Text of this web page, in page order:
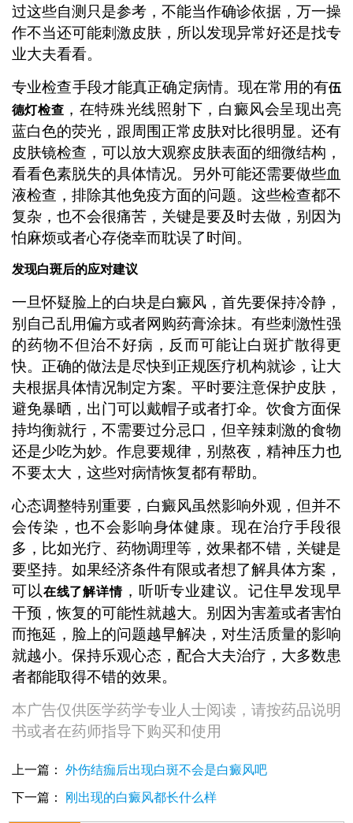
过这些自测只是参考，不能当作确诊依据，万一操
作不当还可能刺激皮肤，所以发现异常好还是找专
业大夫看看。
专业检查手段才能真正确定病情。现在常用的有伍
德灯检查 ，在特殊光线照射下，白癜风会呈现出亮
蓝白色的荧光，跟周围正常皮肤对比很明显。还有
皮肤镜检查，可以放大观察皮肤表面的细微结构，
看看色素脱失的具体情况。另外可能还需要做些血
液检查，排除其他免疫方面的问题。这些检查都不
复杂，也不会很痛苦，关键是要及时去做，别因为
怕麻烦或者心存侥幸而耽误了时间。
发现白斑后的应对建议
一旦怀疑脸上的白块是白癜风，首先要保持冷静，
别自己乱用偏方或者网购药膏涂抹。有些刺激性强
的药物不但治不好病，反而可能让白斑扩散得更
快。正确的做法是尽快到正规医疗机构就诊，让大
夫根据具体情况制定方案。平时要注意保护皮肤，
避免暴晒，出门可以戴帽子或者打伞。饮食方面保
持均衡就行，不需要过分忌口，但辛辣刺激的食物
还是少吃为妙。作息要规律，别熬夜，精神压力也
不要太大，这些对病情恢复都有帮助。
心态调整特别重要，白癜风虽然影响外观，但并不
会传染，也不会影响身体健康。现在治疗手段很
多，比如光疗、药物调理等，效果都不错，关键是
要坚持。如果经济条件有限或者想了解具体方案，
可以在线了解详情，听听专业建议。记住早发现早
干预，恢复的可能性就越大。别因为害羞或者害怕
而拖延，脸上的问题越早解决，对生活质量的影响
就越小。保持乐观心态，配合大夫治疗，大多数患
者都能取得不错的效果。
本广告仅供医学药学专业人士阅读，请按药品说明
书或者在药师指导下购买和使用
上一篇： 外伤结痂后出现白斑不会是白癜风吧
下一篇： 刚出现的白癜风都长什么样